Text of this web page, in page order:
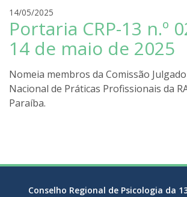
a
14/05/2025
o
d
r
g
o
Portaria CRP-13 n.º
14 de maio de 2025
Nomeia membros da Comissão
Nacional de Práticas Profissionais da
Paraíba.
Conselho Regional de Psicologia da